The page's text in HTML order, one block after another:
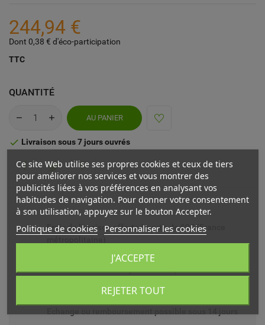
244,94 €
Dont 0,38 € d'éco-participation
TTC
QUANTITÉ
AU PANIER
 Livraison sous 7 jours ouvrés
Frais de livraison offerts à partir de 69€ (France
Livré chez vous ou en point relais (France
Ce site Web utilise ses propres cookies et ceux de tiers
pour améliorer nos services et vous montrer des
publicités liées à vos préférences en analysant vos
habitudes de navigation. Pour donner votre consentement
à son utilisation, appuyez sur le bouton Accepter.
Politique de cookies Personnaliser les cookies
REJETER TOUT
J'ACCEPTE